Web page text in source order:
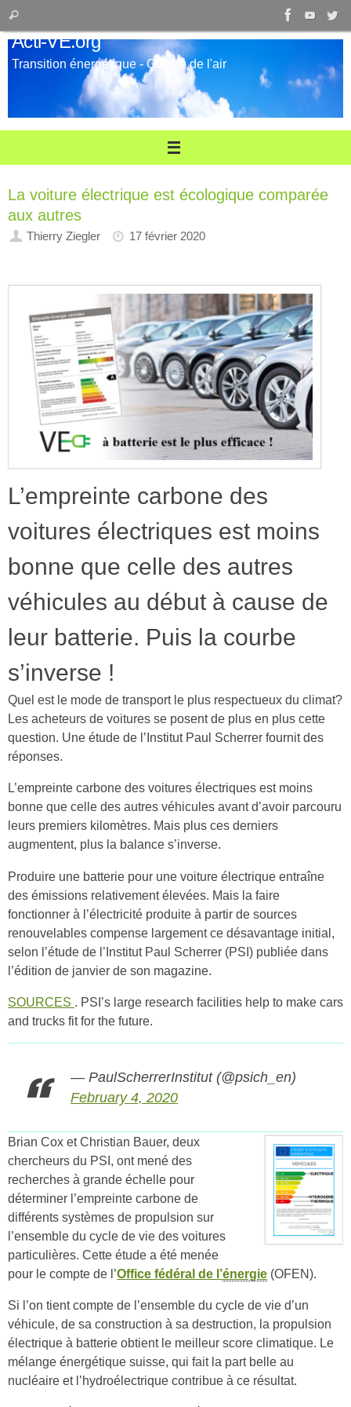
Passer
au
contenu
pour
:
Rechercher
Acti-VE.org
Transition énergétique - Qualité de l'air
La voiture électrique est écologique comparée
aux autres
Thierry Ziegler 17 février 2020
L’empreinte carbone des
voitures électriques est moins
bonne que celle des autres
véhicules au début à cause de
leur batterie. Puis la courbe
s’inverse !
Quel est le mode de transport le plus respectueux du climat?
Les acheteurs de voitures se posent de plus en plus cette
question. Une étude de l’Institut Paul Scherrer fournit des
réponses.
L’empreinte carbone des voitures électriques est moins
bonne que celle des autres véhicules avant d’avoir parcouru
leurs premiers kilomètres. Mais plus ces derniers
augmentent, plus la balance s’inverse.
Produire une batterie pour une voiture électrique entraîne
des émissions relativement élevées. Mais la faire
fonctionner à l’électricité produite à partir de sources
renouvelables compense largement ce désavantage initial,
selon l’étude de l’Institut Paul Scherrer (PSI) publiée dans
l’édition de janvier de son magazine.
SOURCES . PSI’s large research facilities help to make cars
and trucks fit for the future.
— PaulScherrerInstitut (@psich_en)
February 4, 2020
Brian Cox et Christian Bauer, deux
chercheurs du PSI, ont mené des
recherches à grande échelle pour
déterminer l’empreinte carbone de
différents systèmes de propulsion sur
l’ensemble du cycle de vie des voitures
particulières. Cette étude a été menée
pour le compte de l’Office fédéral de l’énergie (OFEN).
Si l’on tient compte de l’ensemble du cycle de vie d’un
véhicule, de sa construction à sa destruction, la propulsion
électrique à batterie obtient le meilleur score climatique. Le
mélange énergétique suisse, qui fait la part belle au
nucléaire et l’hydroélectrique contribue à ce résultat.